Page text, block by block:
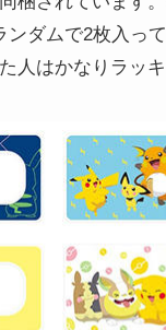
ンダムで2枚入っ
人はかなりラッキ